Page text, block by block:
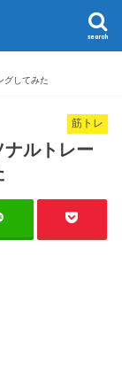
search
グしてみた
筋トレ
ルトレー